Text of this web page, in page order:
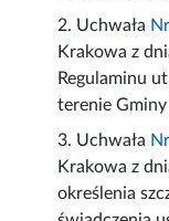
2. Uchwała
Krakowa z
Regulaminu
terenie
3. Uchwała
Krakowa z
określenia